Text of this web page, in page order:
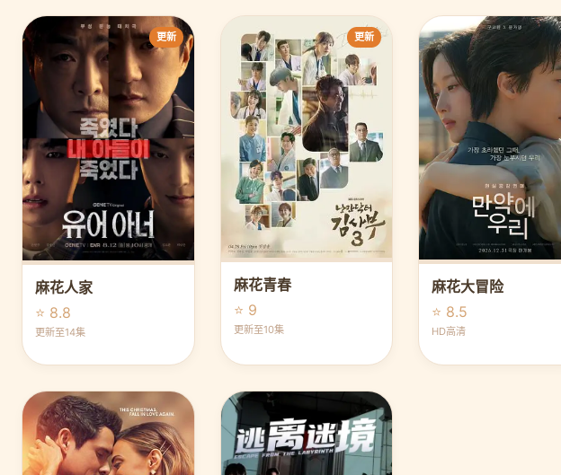
更新
麻花人家
⭐ 8.8
更新至14集
更新
麻花青春
⭐ 9
更新至10集
麻花大冒险
⭐ 8.5
HD高清